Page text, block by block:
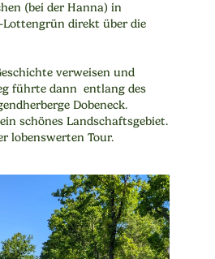
(bei der Hanna) in
direkt über die
verweisen und
führte dann entlang des
Dobeneck.
schönes Landschaftsgebiet.
lobenswerten Tour.